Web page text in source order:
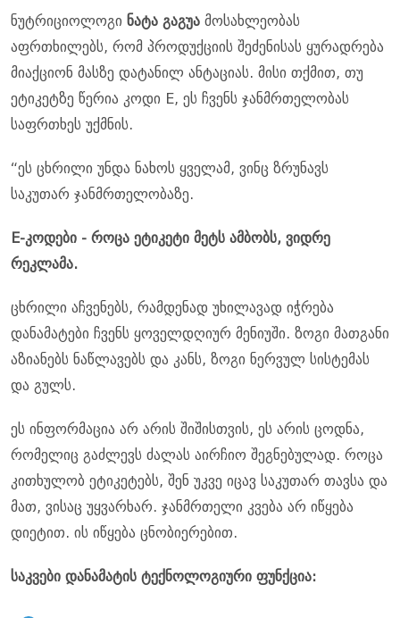
ნუტრიციოლოგი ნატა გაგუა მოსახლეობას
აფრთხილებს, რომ პროდუქციის შეძენისას ყურადრება
მიაქციონ მასზე დატანილ ანტაციას. მისი თქმით, თუ
ეტიკეტზე წერია კოდი E, ეს ჩვენს ჯანმრთელობას
საფრთხეს უქმნის.
“ეს ცხრილი უნდა ნახოს ყველამ, ვინც ზრუნავს
საკუთარ ჯანმრთელობაზე.
E-კოდები - როცა ეტიკეტი მეტს ამბობს, ვიდრე
რეკლამა.
ცხრილი აჩვენებს, რამდენად უხილავად იჭრება
დანამატები ჩვენს ყოველდღიურ მენიუში. ზოგი მათგანი
აზიანებს ნაწლავებს და კანს, ზოგი ნერვულ სისტემას
და გულს.
ეს ინფორმაცია არ არის შიშისთვის, ეს არის ცოდნა,
რომელიც გაძლევს ძალას აირჩიო შეგნებულად. როცა
კითხულობ ეტიკეტებს, შენ უკვე იცავ საკუთარ თავსა და
მათ, ვისაც უყვარხარ. ჯანმრთელი კვება არ იწყება
დიეტით. ის იწყება ცნობიერებით.
საკვები დანამატის ტექნოლოგიური ფუნქცია: